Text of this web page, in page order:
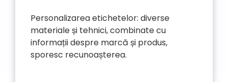
Personalizarea etichetelor: diverse
materiale și tehnici, combinate cu
informații despre marcă și produs,
sporesc recunoașterea.